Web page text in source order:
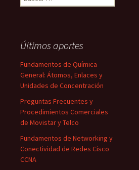
Últimos aportes
Fundamentos de Química
General: Átomos, Enlaces y
Unidades de Concentración
Preguntas Frecuentes y
Procedimientos Comerciales
de Movistar y Telco
Fundamentos de Networking y
Conectividad de Redes Cisco
CCNA